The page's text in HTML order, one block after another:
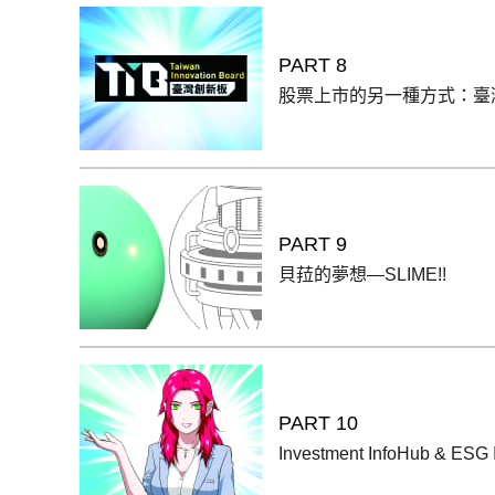
PART 8
股票上市的另一種方式：臺
PART 9
貝菈的夢想—SLIME!!
PART 10
Investment InfoHub & ESG